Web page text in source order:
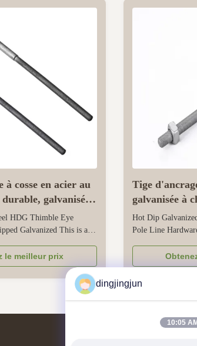
à cosse en acier au
galvanisée
HDG Thimble Eye
Galvanized This is a
power, communication,
outdoor or harsh
of high-strength
le meilleur prix
Tige
galvanisée à
de poteau
Hot Dip
Pole Line
overhead power
power poles. Its
dingjingjun
10:05 AM